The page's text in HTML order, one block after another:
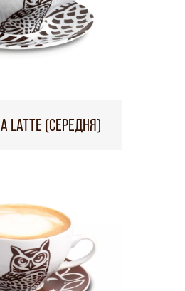
LATTE (СЕРЕДНЯ)